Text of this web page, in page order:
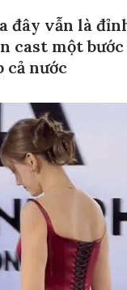
đây vẫn là
cast một
cả nước